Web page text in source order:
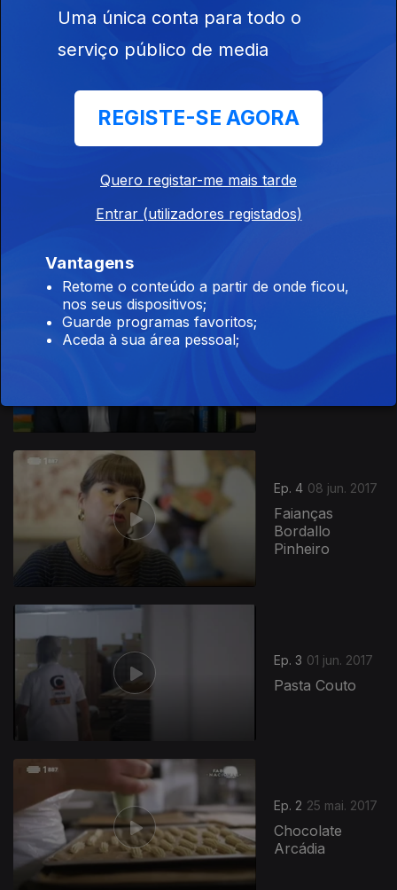
Paupério
Ep. 4 08 jun. 2017
Faianças
Bordallo
Pinheiro
Ep. 3 01 jun. 2017
Pasta Couto
Ep. 2 25 mai. 2017
Chocolate
Arcádia
289240
Uma única conta para todo o
serviço público de media
REGISTE-SE AGORA
Quero registar-me mais tarde
Entrar (utilizadores registados)
Vantagens
Retome o conteúdo a partir de onde ficou,
nos seus dispositivos;
Guarde programas favoritos;
Aceda à sua área pessoal;